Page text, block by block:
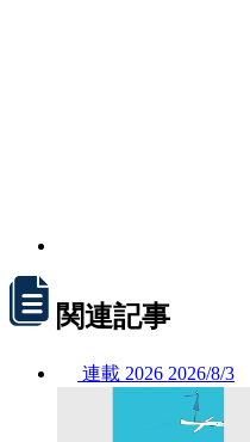
関連記事
連載 2026 2026/8/3